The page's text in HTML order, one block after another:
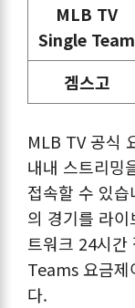
MLB TV
Single Team
겜스고
MLB TV 공식
내내 스트리밍
접속할 수 있
의 경기를 라
트워크 24시간
Teams 요금제
다.